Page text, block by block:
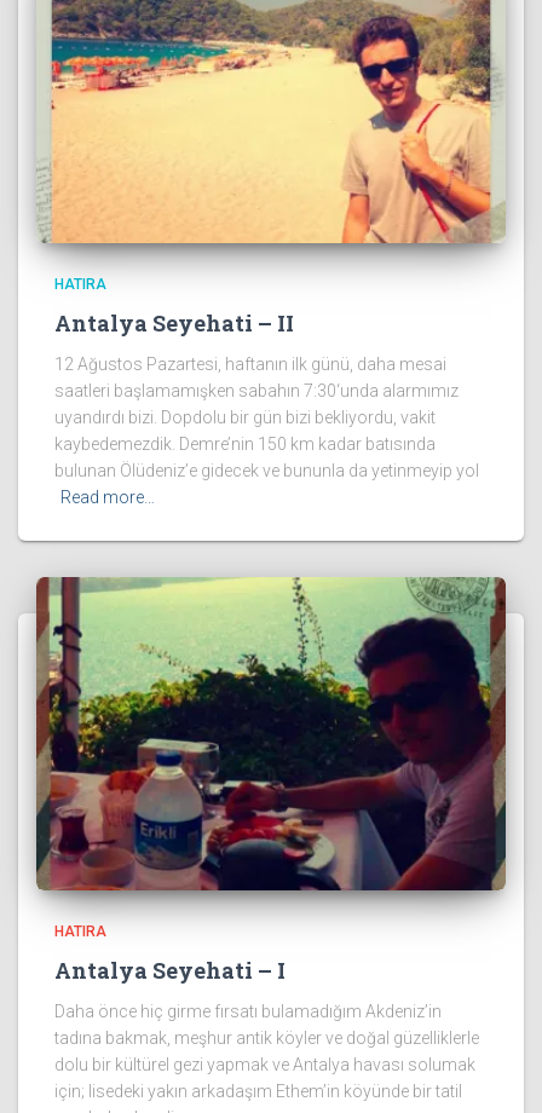
HATIRA
Antalya Seyehati – II
12 Ağustos Pazartesi, haftanın ilk günü, daha mesai
saatleri başlamamışken sabahın 7:30‘unda alarmımız
uyandırdı bizi. Dopdolu bir gün bizi bekliyordu, vakit
kaybedemezdik. Demre’nin 150 km kadar batısında
bulunan Ölüdeniz’e gidecek ve bununla da yetinmeyip yol
Read more…
HATIRA
Antalya Seyehati – I
Daha önce hiç girme fırsatı bulamadığım Akdeniz’in
tadına bakmak, meşhur antik köyler ve doğal güzelliklerle
dolu bir kültürel gezi yapmak ve Antalya havası solumak
için; lisedeki yakın arkadaşım Ethem’in köyünde bir tatil